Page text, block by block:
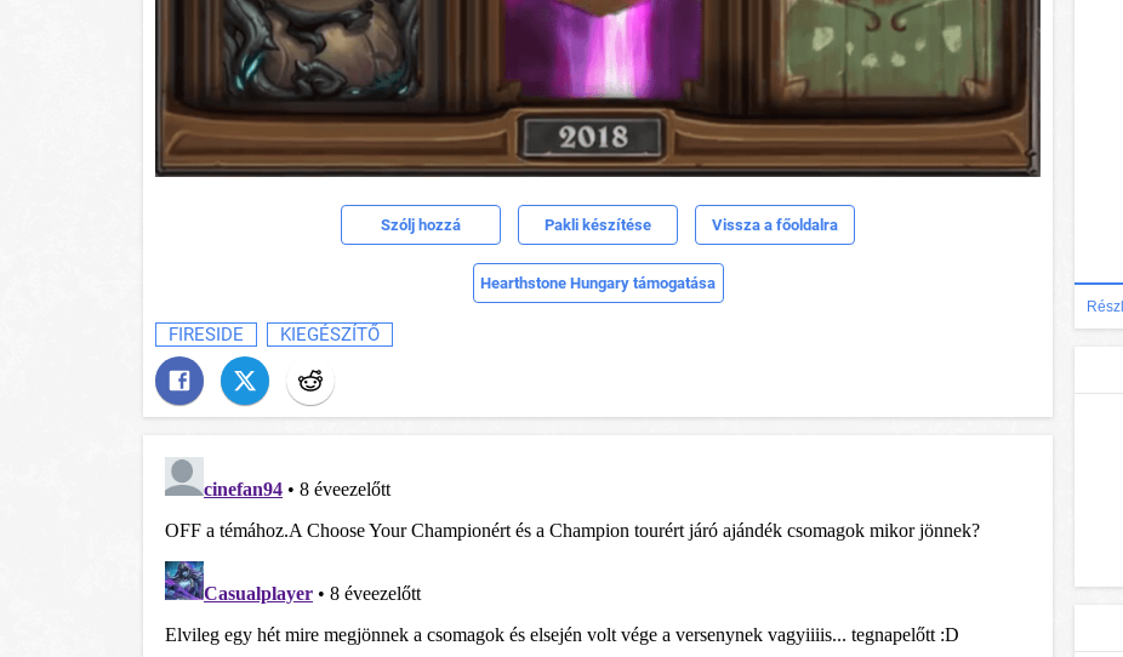
Szólj hozzá Pakli készítése Vissza a főoldalra
Hearthstone Hungary támogatása
FIRESIDE KIEGÉSZÍTŐ